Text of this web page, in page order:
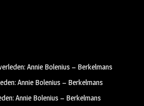
Annie Bolenius – Berkelmans
Annie Bolenius – Berkelmans
Annie Bolenius – Berkelmans